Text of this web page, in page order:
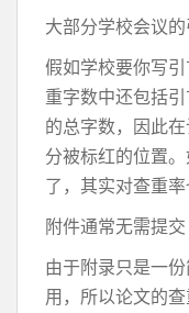
大部分学校会议
假如学校要你写
重字数中还包括
的总字数，因此
分被标红的位置
了，其实对查重率
附件通常无需提交
由于附录只是一
用，所以论文的